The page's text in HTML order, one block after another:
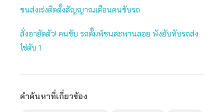
ขนส่งเร่งติดตั้งสัญญาณเตือนคนขับรถ
สั่งอายัดตัว! คนขับ รถดั๊มพ์ชนสะพานลอย พังยับทับรถส่ง
ไข่ดับ 1
คำค้นหาที่เกี่ยวข้อง